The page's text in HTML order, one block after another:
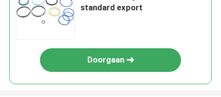
standard export
Doorgaan